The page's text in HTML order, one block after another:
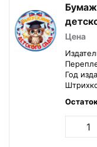
Цена
Год